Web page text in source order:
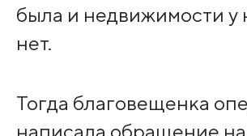
была и недвижимости у
нет.
Тогда благовещенка